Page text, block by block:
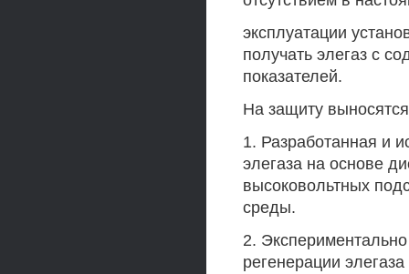
эксплуатации
получать элегаз с
показателей.
На защиту
1. Разработанная и
элегаза на основе
высоковольтных
среды.
2.
регенерации